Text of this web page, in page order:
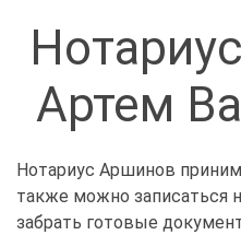
Артем
Нотариус Аршинов
также можно записаться
забрать готовые